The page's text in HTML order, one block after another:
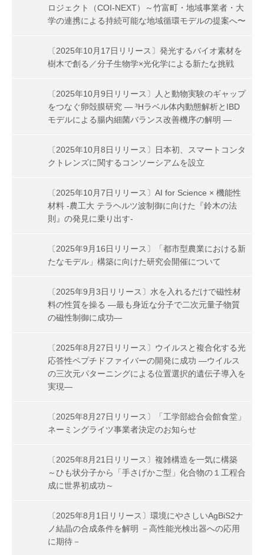
ロジェクト（COI-NEXT）～竹富町・地域事業者・大
学の連携による持続可能な地域循環モデルの提案へ〜
〔2025年10月17日リリース〕発光するバイオ素材を
樹木で創る／分子生物学×光化学による新たな挑戦
〔2025年10月9日リリース〕人と動物実験のギャップ
をつなぐ卵殻膜研究 ― ³Hラベル体内動態解析とIBD
モデルによる腸内細菌バランス改善機序の解明 ―
〔2025年10月8日リリース〕日本初、スマートコンタ
クトレンズに関するコンソーシアムを設立
〔2025年10月7日リリース〕AI for Science × 機能性
材料 -農工大 テラヘルツ波制御に向けた『鈴木の法
則』の発見に乗り出す-
〔2025年9月16日リリース〕「都市型農業における新
たなモデル」構築に向けた研究会開催について
〔2025年9月3日リリース〕水を入れるだけで磁性材
料の性質を操る —最も身近な分子で二次元量子物質
の磁性制御に成功—
〔2025年8月27日リリース〕ウイルスと複合化する光
応答性ペプチドファイバーの開発に成功 ―ウイルス
の三次元パターニングによる位置選択的遺伝子導入を
実現―
〔2025年8月27日リリース〕「工学部総合会館食堂」
ネーミングライツ事業者決定のお知らせ
〔2025年8月21日リリース〕複雑構造を一気に構築
～ひも状分子から「手さげかご型」化合物の１工程合
成に世界初成功～
〔2025年8月1日リリース〕環境にやさしいAgBiS2ナ
ノ結晶の合成条件を解明 －高性能光検出器への応用
に期待－